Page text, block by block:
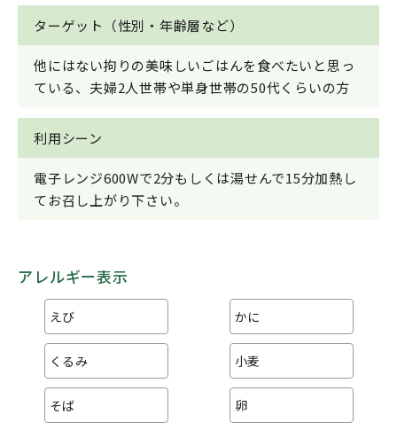
ターゲット（性別・年齢層など）
他にはない拘りの美味しいごはんを食べたいと思っ
ている、夫婦2人世帯や単身世帯の50代くらいの方
利用シーン
電子レンジ600Wで2分もしくは湯せんで15分加熱し
てお召し上がり下さい。
アレルギー表示
えび かに
くるみ 小麦
そば 卵